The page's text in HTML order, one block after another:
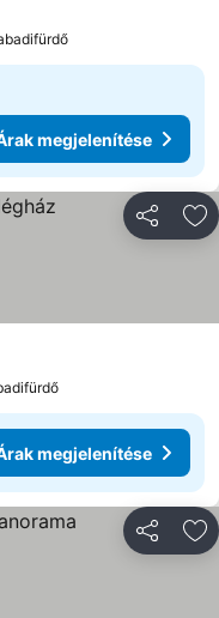
megjelenítése
megjelenítése